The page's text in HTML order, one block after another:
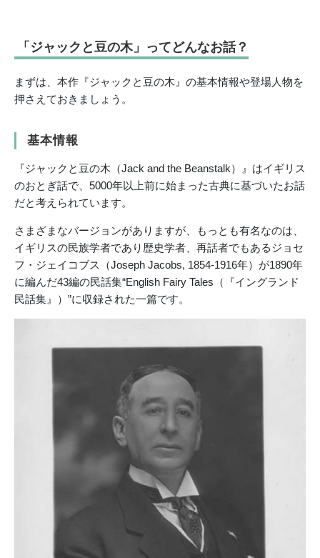
「ジャックと豆の木」ってどんなお話？
まずは、本作『ジャックと豆の木』の基本情報や登場人物を
押さえておきましょう。
基本情報
『ジャックと豆の木（Jack and the Beanstalk）』はイギリス
のおとぎ話で、5000年以上前に始まった古典に基づいたお話
だと考えられています。
さまざまなバージョンがありますが、もっとも有名なのは、
イギリスの民族学者であり歴史学者、再話者でもあるジョセ
フ・ジェイコブス（Joseph Jacobs, 1854-1916年）が1890年
に編んだ43編の民話集“English Fairy Tales（『イングランド
民話集』）”に収録された一篇です。